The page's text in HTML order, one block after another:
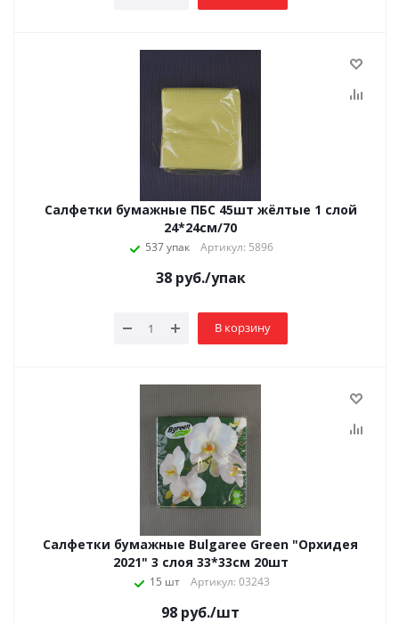
Салфетки бумажные ПБС 45шт жёлтые 1 слой
24*24см/70
537 упак Артикул: 5896
38руб./упак
В корзину
Салфетки бумажные Bulgaree Green "Орхидея
2021" 3 слоя 33*33см 20шт
15 шт Артикул: 03243
98 руб./шт